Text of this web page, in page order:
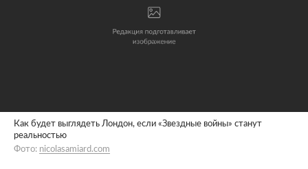
Как будет выглядеть Лондон, если «Звездные войны» станут
реальностью
Фото: nicolasamiard.com